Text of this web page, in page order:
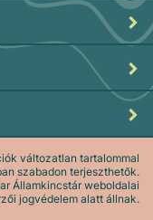
változatlan tartalommal
szabadon terjeszthetők.
Államkincstár weboldalai
jogvédelem alatt állnak.